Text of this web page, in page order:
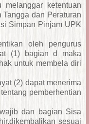
melanggar ketentuan
dan Peraturan
Simpan Pinjam UPK
oleh pengurus
(1) bagian d maka
untuk membela diri
(2) dapat menerima
pemberhentian
dan bagian Sisa
sesuai